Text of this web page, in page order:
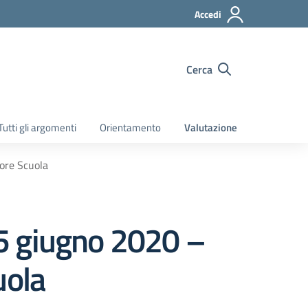
Accedi
Cerca
gli argomenti Orientamento Valutazione
Scuola
giugno 2020 –